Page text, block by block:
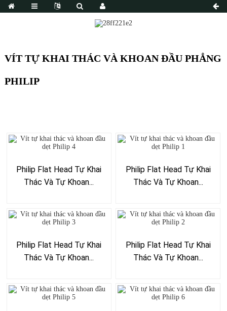
VÍT TỰ KHAI THÁC VÀ KHOAN ĐẦU PHẲNG
PHILIP
Philip Flat Head Tự Khai
Thác Và Tự Khoan...
Philip Flat Head Tự Khai
Thác Và Tự Khoan...
Philip Flat Head Tự Khai
Thác Và Tự Khoan...
Philip Flat Head Tự Khai
Thác Và Tự Khoan...